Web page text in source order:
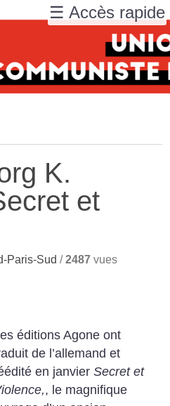
K.
et
Paris-Sud /2487 vues
éditions Agone ont
de l’allemand et
en janvierSecret et
, le magnifique
☰ Accès rapide